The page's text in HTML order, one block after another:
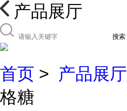
产品展厅
搜索
首页 > 产品展厅
格糖